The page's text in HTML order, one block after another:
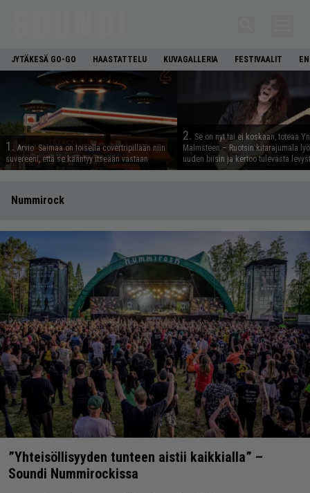
JYTÄKESÄ GO-GO HAASTATTELU KUVAGALLERIA FESTIVAALIT
1. Arvio: Saimaa on toisella covertripillään niin
suvereeni, että se kääntyy itseään vastaan
2. Se on nyt tai ei koskaan, toteaa
Malmsteen – Ruotsin kitarajumala
uuden biisin ja kertoo tulevasta
Nummirock
”Yhteisöllisyyden tunteen aistii kaikkialla” –
Soundi Nummirockissa